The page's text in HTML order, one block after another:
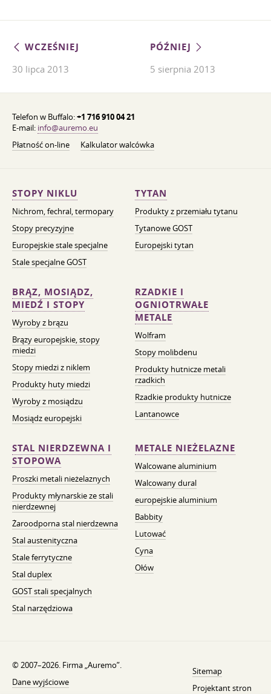
WCZEŚNIEJ
30 lipca 2013
PÓŹNIEJ
5 sierpnia 2013
Telefon w Buffalo:+1 716 910 04 21
E-mail: info@auremo.eu
Płatność on-line
Kalkulator walcówka
STOPY NIKLU
Nichrom, fechral, termopary
Stopy precyzyjne
Europejskie stale specjalne
Stale specjalne GOST
TYTAN
Produkty z przemiału tytanu
Tytanowe GOST
Europejski tytan
BRĄZ, MOSIĄDZ,
MIEDŹ I STOPY
Wyroby z brązu
Brązy europejskie, stopy
miedzi
Stopy miedzi z niklem
Produkty huty miedzi
Wyroby z mosiądzu
Mosiądz europejski
RZADKIE I
OGNIOTRWAŁE
METALE
Wolfram
Stopy molibdenu
Produkty hutnicze metali
rzadkich
Rzadkie produkty hutnicze
Lantanowce
STAL NIERDZEWNA I
STOPOWA
Proszki metali nieżelaznych
Produkty młynarskie ze stali
nierdzewnej
Żaroodporna stal nierdzewna
Stal austenityczna
Stale ferrytyczne
Stal duplex
GOST stali specjalnych
Stal narzędziowa
METALE NIEŻELAZNE
Walcowane aluminium
Walcowany dural
europejskie aluminium
Babbity
Lutować
Cyna
Ołów
© 2007–2026. Firma „Auremo”.
Dane wyjściowe
Sitemap
Projektant stron